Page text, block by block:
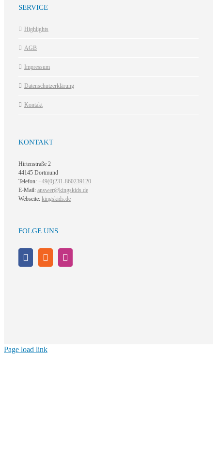
SERVICE
Highlights
AGB
Impressum
Datenschutzerklärung
Kontakt
KONTAKT
Hirtenstraße 2
44145 Dortmund
Telefon: +49(0)231-860239120
E-Mail: answer@kingskids.de
Webseite: kingskids.de
FOLGE UNS
Page load link